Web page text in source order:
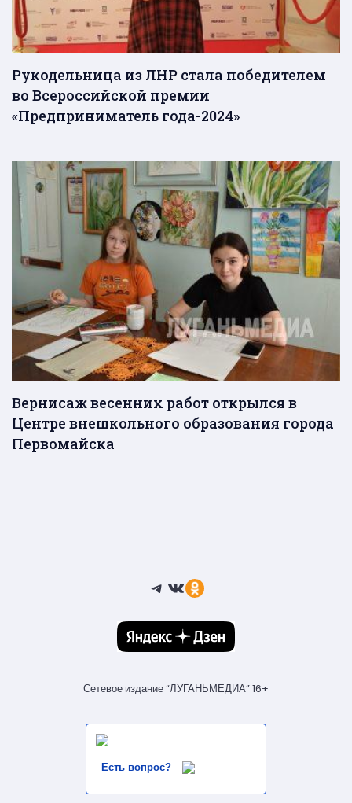
Рукодельница из ЛНР стала победителем
во Всероссийской премии
«Предприниматель года-2024»
Вернисаж весенних работ открылся в
Центре внешкольного образования города
Первомайска
Telegram
ВКонтакте
Ссылка
Сетевое издание “ЛУГАНЬМЕДИА” 16+
Есть вопрос?